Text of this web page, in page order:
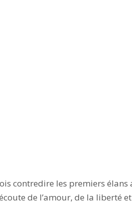
contredire les premiers
de l’amour, de la liberté